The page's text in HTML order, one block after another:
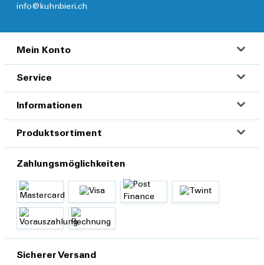
info@kuhnbieri.ch
Mein Konto
Service
Informationen
Produktsortiment
Zahlungsmöglichkeiten
Sicherer Versand